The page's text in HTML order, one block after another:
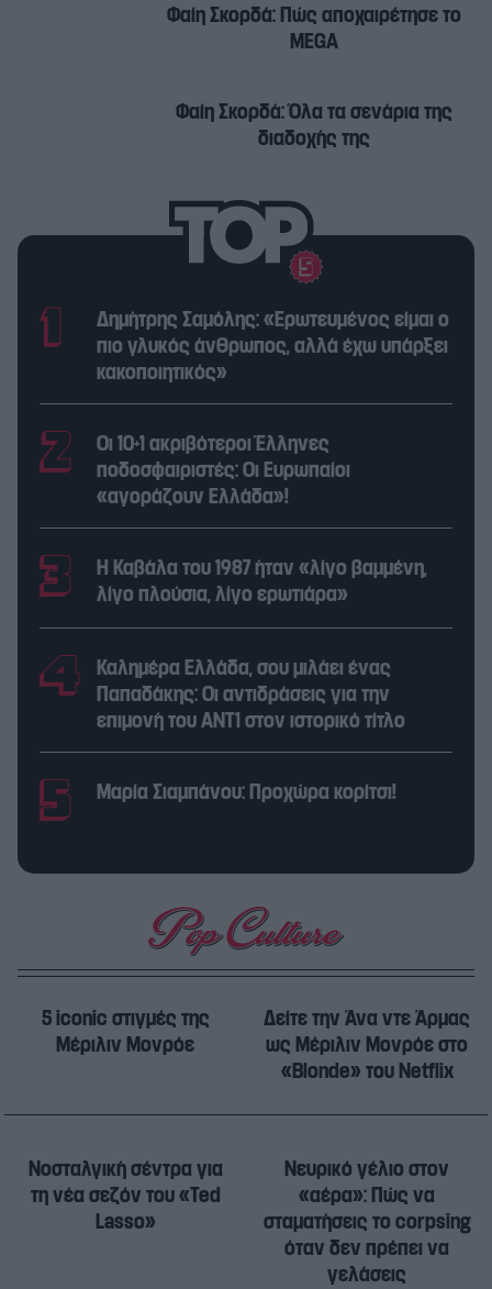
Φαίη Σκορδά: Πώς αποχαιρέτησε το
MEGA
Φαίη Σκορδά: Όλα τα σενάρια της
διαδοχής της
Δημήτρης Σαμόλης: «Ερωτευμένος είμαι ο
πιο γλυκός άνθρωπος, αλλά έχω υπάρξει
κακοποιητικός»
Οι 10+1 ακριβότεροι Έλληνες
ποδοσφαιριστές: Οι Ευρωπαίοι
«αγοράζουν Ελλάδα»!
Η Καβάλα του 1987 ήταν «λίγο βαμμένη,
λίγο πλούσια, λίγο ερωτιάρα»
Καλημέρα Ελλάδα, σου μιλάει ένας
Παπαδάκης: Οι αντιδράσεις για την
επιμονή του ΑΝΤ1 στον ιστορικό τίτλο
Μαρία Σιαμπάνου: Προχώρα κορίτσι!
5 iconic στιγμές της
Μέριλιν Μονρόε
Δείτε την Άνα ντε Άρμας
ως Μέριλιν Μονρόε στο
«Blonde» του Netflix
Νοσταλγική σέντρα για
τη νέα σεζόν του «Ted
Lasso»
Νευρικό γέλιο στον
«αέρα»: Πώς να
σταματήσεις το corpsing
όταν δεν πρέπει να
γελάσεις